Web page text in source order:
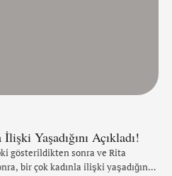
Yaşadığını Açıkladı!
gösterildikten sonra ve Rita
bir çok kadınla ilişki yaşadığını